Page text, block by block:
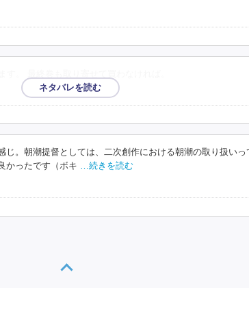
。朝潮提督としては、二次創作における朝潮の取り扱いっ
かったです（ボキ …続きを読む